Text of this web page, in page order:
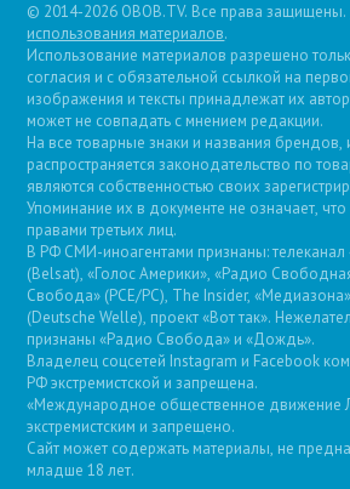
© 2014-2026 OBOB.TV. Все права защищены.
использования материалов.
Использование материалов разрешено
согласия и с обязательной ссылкой на
изображения и тексты принадлежат их
может не совпадать с мнением редакции.
На все товарные знаки и названия брендов,
распространяется законодательство по
являются собственностью своих
Упоминание их в документе не означает,
правами третьих лиц.
В РФ СМИ-иноагентами признаны: телеканал
(Belsat), «Голос Америки», «Радио
Свобода» (PCE/PC), The Insider,
(Deutsche Welle), проект «Вот так».
признаны «Радио Свобода» и «Дождь».
Владелец соцсетей Instagram и Facebook
РФ экстремистской и запрещена.
«Международное общественное движение
экстремистским и запрещено.
Сайт может содержать материалы, не
младше 18 лет.